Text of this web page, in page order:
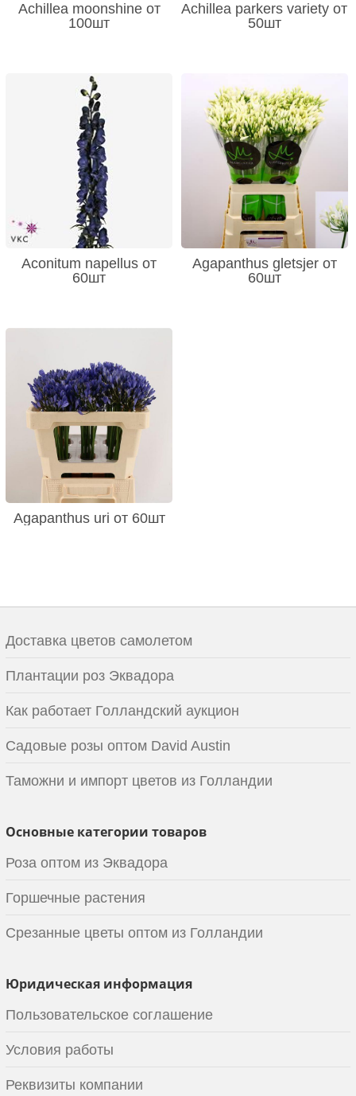
Achillea moonshine от
100шт
Achillea parkers variety от
50шт
Aconitum napellus от
60шт
Agapanthus gletsjer от
60шт
Agapanthus uri от 60шт
Доставка цветов самолетом
Плантации роз Эквадора
Как работает Голландский аукцион
Садовые розы оптом David Austin
Таможни и импорт цветов из Голландии
Основные категории товаров
Роза оптом из Эквадора
Горшечные растения
Срезанные цветы оптом из Голландии
Юридическая информация
Пользовательское соглашение
Условия работы
Реквизиты компании